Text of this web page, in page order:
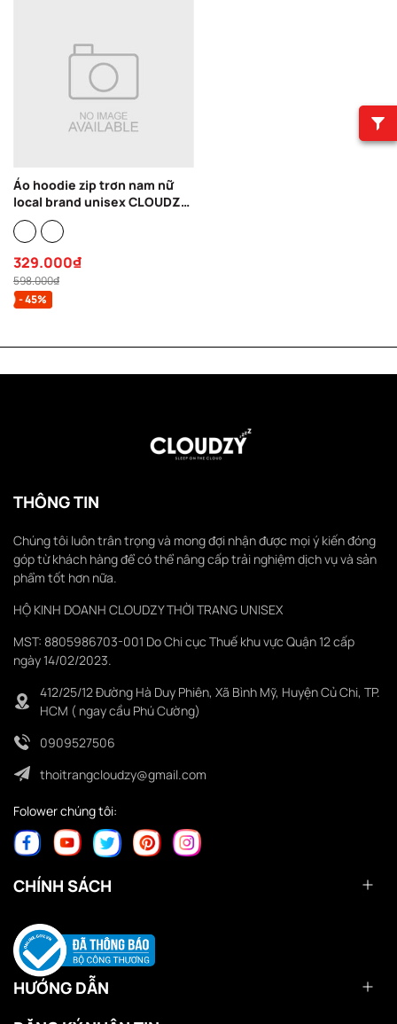
Áo hoodie zip trơn nam nữ
local brand unisex CLOUDZY
ZIP TRƠN basic nỉ bông dày
dặn mũ siêu to 2 lớp
329.000₫
598.000₫
- 45%
THÔNG TIN
Chúng tôi luôn trân trọng và mong đợi nhận được mọi ý kiến đóng
góp từ khách hàng để có thể nâng cấp trải nghiệm dịch vụ và sản
phẩm tốt hơn nữa.
HỘ KINH DOANH CLOUDZY THỜI TRANG UNISEX
MST: 8805986703-001 Do Chi cục Thuế khu vực Quận 12 cấp
ngày 14/02/2023.
412/25/12 Đường Hà Duy Phiên, Xã Bình Mỹ, Huyện Củ Chi, TP.
HCM ( ngay cầu Phú Cường)
0909527506
thoitrangcloudzy@gmail.com
Folower chúng tôi:
CHÍNH SÁCH
HƯỚNG DẪN